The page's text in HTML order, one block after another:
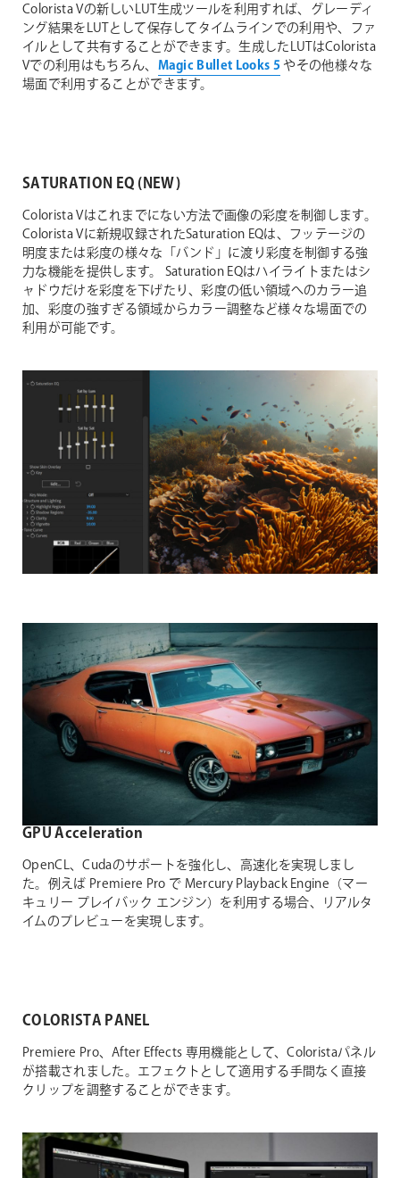
Colorista Vの新しいLUT生成ツールを利用すれば、グレーディ
ング結果をLUTとして保存してタイムラインでの利用や、ファ
イルとして共有することができます。生成したLUTはColorista
Vでの利用はもちろん、 Magic Bullet Looks 5 やその他様々な
場面で利用することができます。
SATURATION EQ (NEW)
Colorista Vはこれまでにない方法で画像の彩度を制御します。
Colorista Vに新規収録されたSaturation EQは、フッテージの
明度または彩度の様々な「バンド」に渡り彩度を制御する強
力な機能を提供します。 Saturation EQはハイライトまたはシ
ャドウだけを彩度を下げたり、彩度の低い領域へのカラー追
加、彩度の強すぎる領域からカラー調整など様々な場面での
利用が可能です。
GPU Acceleration
OpenCL、Cudaのサポートを強化し、高速化を実現しまし
た。例えば Premiere Pro で Mercury Playback Engine（マー
キュリー プレイバック エンジン）を利用する場合、リアルタ
イムのプレビューを実現します。
COLORISTA PANEL
Premiere Pro、After Effects 専用機能として、Coloristaパネル
が搭載されました。エフェクトとして適用する手間なく直接
クリップを調整することができます。